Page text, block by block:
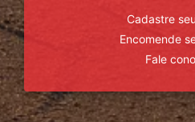
Cadastre
Encomende
Fale